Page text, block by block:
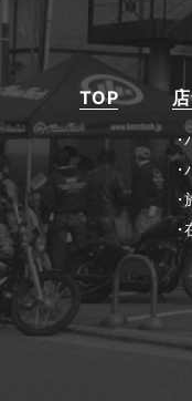
TOP